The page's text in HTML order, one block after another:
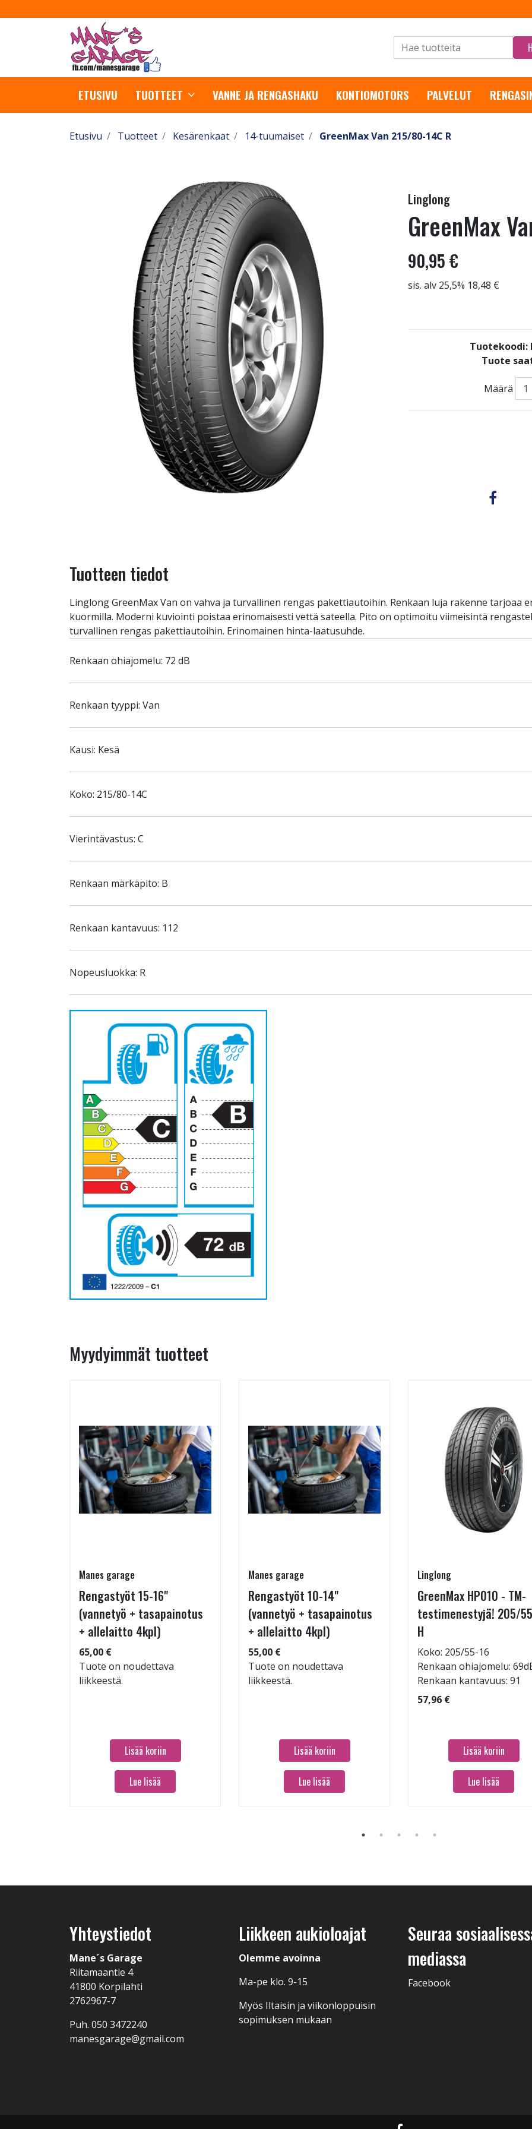
ETUSIVU TUOTTEET VANNE JA RENGASHAKU KONTIOMOTORS PALVELUT
Etusivu Tuotteet Kesärenkaat 14-tuumaiset GreenMax Van 215/80-14C R
Linglong
GreenMax
90,95 €
sis. alv 25,5% 18,48 €
Tuotekoodi:
Tuote
Määrä
Tuotteen tiedot
Linglong GreenMax Van on vahva ja turvallinen rengas pakettiautoihin. Renkaan luja rakenne tarjoaa
kuormilla. Moderni kuviointi poistaa erinomaisesti vettä sateella. Pito on optimoitu viimeisintä
turvallinen rengas pakettiautoihin. Erinomainen hinta-laatusuhde.
Renkaan ohiajomelu: 72 dB
Renkaan tyyppi: Van
Kausi: Kesä
Koko: 215/80-14C
Vierintävastus: C
Renkaan märkäpito: B
Renkaan kantavuus: 112
Nopeusluokka: R
Myydyimmät tuotteet
Manes garage
Rengastyöt 15-16"
(vannetyö + tasapainotus
+ allelaitto 4kpl)
65,00 €
Tuote on noudettava
liikkeestä.
Lisää koriin
Lue lisää
Manes garage
Rengastyöt 10-14"
(vannetyö + tasapainotus
+ allelaitto 4kpl)
55,00 €
Tuote on noudettava
liikkeestä.
Lisää koriin
Lue lisää
Linglong
GreenMax HP010 - TM-
testimenestyjä! 205/
H
Koko: 205/55-16
Renkaan ohiajomelu:
Renkaan kantavuus: 91
57,96 €
Lisää koriin
Lue lisää
Yhteystiedot
Mane´s Garage
Riitamaantie 4
41800 Korpilahti
2762967-7
Puh. 050 3472240
manesgarage@gmail.com
Liikkeen aukioloajat
Olemme avoinna
Ma-pe klo. 9-15
Myös Iltaisin ja viikonloppuisin
sopimuksen mukaan
Seuraa
mediassa
Facebook